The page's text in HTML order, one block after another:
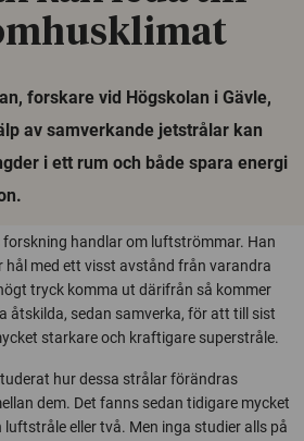
forskare vid Högskolan i Gävle,
av samverkande jetstrålar kan
i ett rum och både spara energi
handlar om luftströmmar. Han
hål med ett visst avstånd från varandra
tryck komma ut därifrån så kommer
åtskilda, sedan samverka, för att till sist
starkare och kraftigare superstråle.
hur dessa strålar förändras
dem. Det fanns sedan tidigare mycket
eller två. Men inga studier alls på